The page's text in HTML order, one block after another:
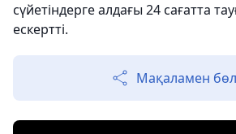
сүйетіндерге алдағы 24 сағатта
ескертті.
Мақаламен